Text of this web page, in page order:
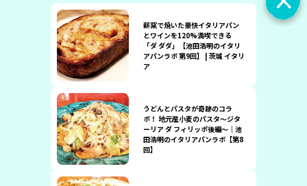
薪窯で焼いた豪快イタリアパン
とワインを120%満喫できる
「ダ ダダ」【池田浩明のイタリ
アパンラボ 第9回】 | 茨城 イタリ
ア
うどんとパスタが奇跡のコラ
ボ！ 地元産小麦のパスタ〜ジタ
ーリア ダ フィリッポ後編〜｜池
田浩明のイタリアパンラボ【第8
回】